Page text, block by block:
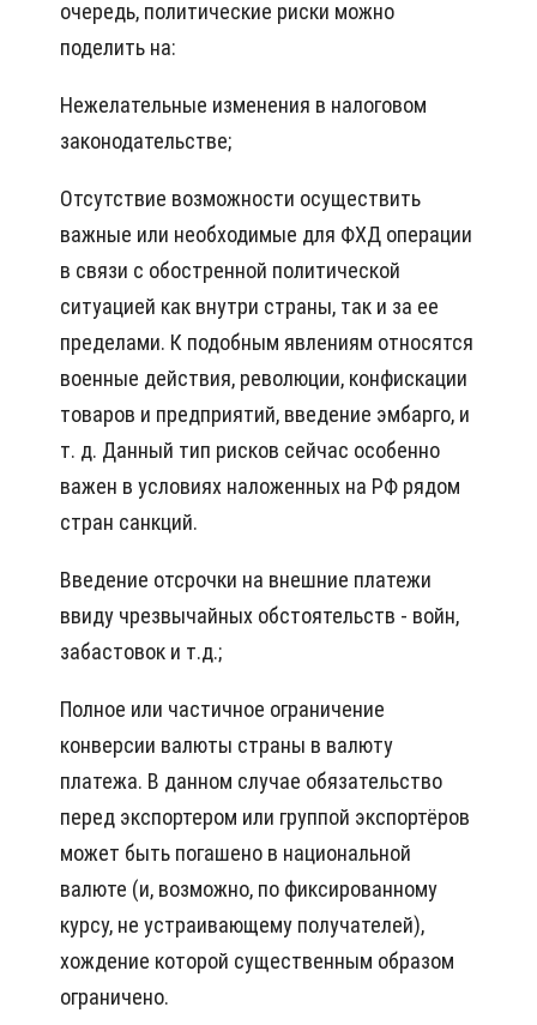
очередь, политические риски можно
поделить на:
Нежелательные изменения в налоговом
законодательстве;
Отсутствие возможности осуществить
важные или необходимые для ФХД операции
в связи с обостренной политической
ситуацией как внутри страны, так и за ее
пределами. К подобным явлениям относятся
военные действия, революции, конфискации
товаров и предприятий, введение эмбарго, и
т. д. Данный тип рисков сейчас особенно
важен в условиях наложенных на РФ рядом
стран санкций.
Введение отсрочки на внешние платежи
ввиду чрезвычайных обстоятельств - войн,
забастовок и т.д.;
Полное или частичное ограничение
конверсии валюты страны в валюту
платежа. В данном случае обязательство
перед экспортером или группой экспортёров
может быть погашено в национальной
валюте (и, возможно, по фиксированному
курсу, не устраивающему получателей),
хождение которой существенным образом
ограничено.